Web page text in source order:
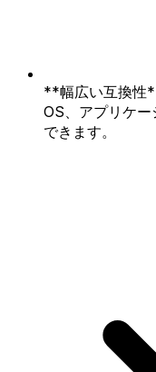
**幅広い互換性
OS、アプリケ
できます。